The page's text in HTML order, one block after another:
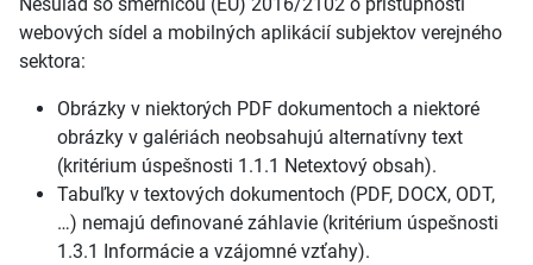
webových sídel a mobilných aplikácií subjektov verejného
sektora:
Obrázky v niektorých PDF dokumentoch a niektoré
obrázky v galériách neobsahujú alternatívny text
(kritérium úspešnosti 1.1.1 Netextový obsah).
Tabuľky v textových dokumentoch (PDF, DOCX, ODT,
…) nemajú definované záhlavie (kritérium úspešnosti
1.3.1 Informácie a vzájomné vzťahy).